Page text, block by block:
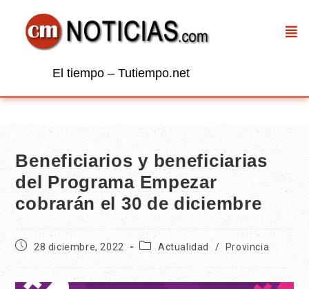
El tiempo – Tutiempo.net
Beneficiarios y beneficiarias
del Programa Empezar
cobrarán el 30 de diciembre
28 diciembre, 2022 Actualidad / Provincia